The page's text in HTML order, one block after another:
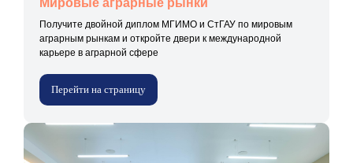
Мировые аграрные рынки
Получите двойной диплом МГИМО и СтГАУ по мировым
аграрным рынкам и откройте двери к международной
карьере в аграрной сфере
Перейти на страницу